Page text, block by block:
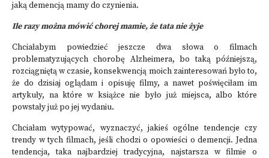
jaką demencją mamy do czynienia.
Ile razy można mówić chorej mamie, że tata nie żyje
Chciałabym powiedzieć jeszcze dwa słowa o filmach
problematyzujących chorobę Alzheimera, bo taką późniejszą,
rozciągniętą w czasie, konsekwencją moich zainteresowań było to,
że do dzisiaj oglądam i opisuję filmy, a nawet poświęciłam im
artykuły, na które w książce nie było już miejsca, albo które
powstały już po jej wydaniu.
Chciałam wytypować, wyznaczyć, jakieś ogólne tendencje czy
trendy w tych filmach, jeśli chodzi o opowieści o demencji. Jedna
tendencja, taka najbardziej tradycyjna, najstarsza w filmie o